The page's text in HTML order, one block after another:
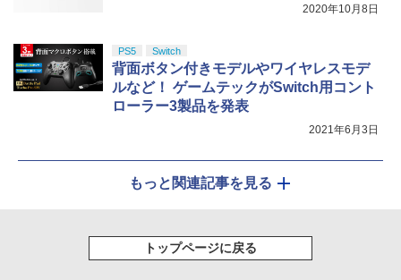
2020年10月8日
PS5 Switch
背面ボタン付きモデルやワイヤレスモデ
ルなど！ ゲームテックがSwitch用コント
ローラー3製品を発表
2021年6月3日
もっと関連記事を見る
トップページに戻る